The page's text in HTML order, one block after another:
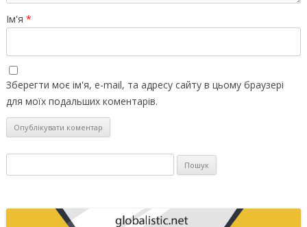
Ім'я *
Зберегти моє ім'я, e-mail, та адресу сайту в цьому браузері
для моїх подальших коментарів.